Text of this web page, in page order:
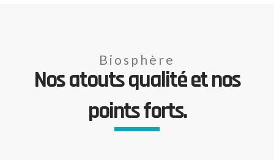
Biosphère
Nos atouts qualité et nos
points forts.